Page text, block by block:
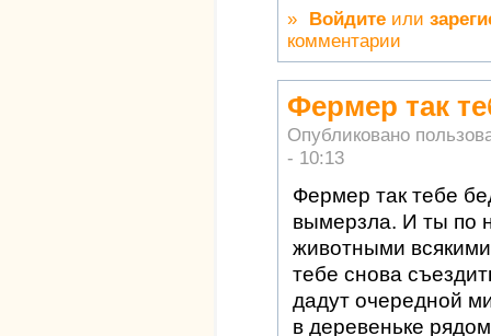
» Войдите или
комментарии
Фермер так
Опубликовано
- 10:13
Фермер так тебе
вымерзла. И ты по
животными
тебе снова
дадут очередной
в деревеньке